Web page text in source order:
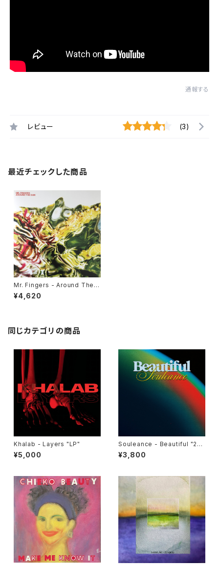
通報する
レビュー (3)
最近チェックした商品
Mr. Fingers - Around The S
un Pt.1 "2LP"
¥4,620
同じカテゴリの商品
Khalab - Layers "LP"
¥5,000
Souleance - Beautiful "2L
P"
¥3,800